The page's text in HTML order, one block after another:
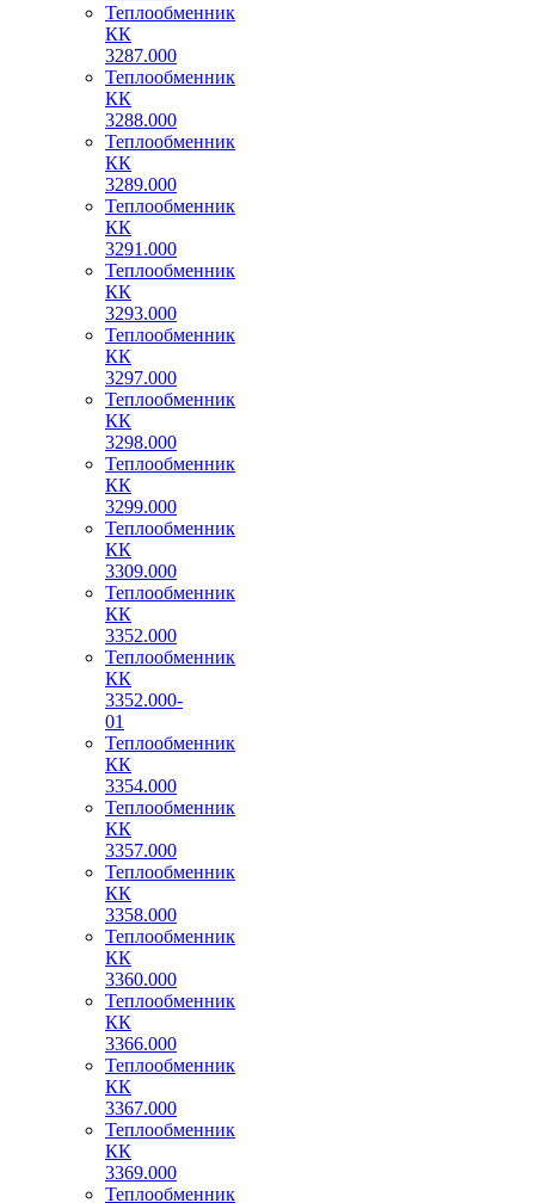
Теплообменник
КК
3287.000
Теплообменник
КК
3288.000
Теплообменник
КК
3289.000
Теплообменник
КК
3291.000
Теплообменник
КК
3293.000
Теплообменник
КК
3297.000
Теплообменник
КК
3298.000
Теплообменник
КК
3299.000
Теплообменник
КК
3309.000
Теплообменник
КК
3352.000
Теплообменник
КК
3352.000-
01
Теплообменник
КК
3354.000
Теплообменник
КК
3357.000
Теплообменник
КК
3358.000
Теплообменник
КК
3360.000
Теплообменник
КК
3366.000
Теплообменник
КК
3367.000
Теплообменник
КК
3369.000
Теплообменник